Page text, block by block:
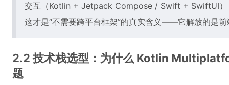
交互（Kotlin + Jetpack Compose / Swift + SwiftUI）
这才是“不需要跨平台框架”的真实含义——它解放的是
2.2 技术栈选型：为什么 Kotlin
题